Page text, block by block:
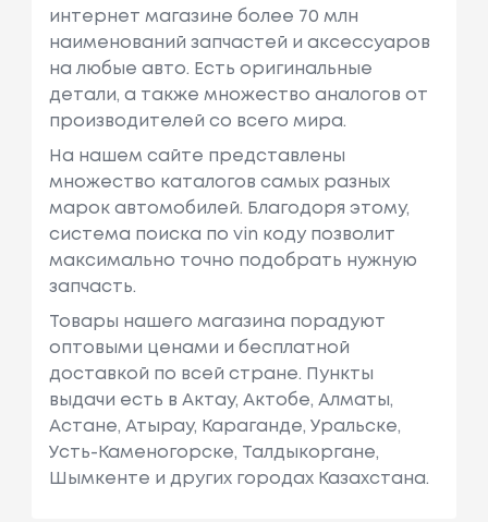
интернет магазине более 70 млн
наименований запчастей и аксессуаров
на любые авто. Есть оригинальные
детали, а также множество аналогов от
производителей со всего мира.
На нашем сайте представлены
множество каталогов самых разных
марок автомобилей. Благодоря этому,
система поиска по vin коду позволит
максимально точно подобрать нужную
запчасть.
Товары нашего магазина порадуют
оптовыми ценами и бесплатной
доставкой по всей стране. Пункты
выдачи есть в Актау, Актобе, Алматы,
Астане, Атырау, Караганде, Уральске,
Усть-Каменогорске, Талдыкоргане,
Шымкенте и других городах Казахстана.